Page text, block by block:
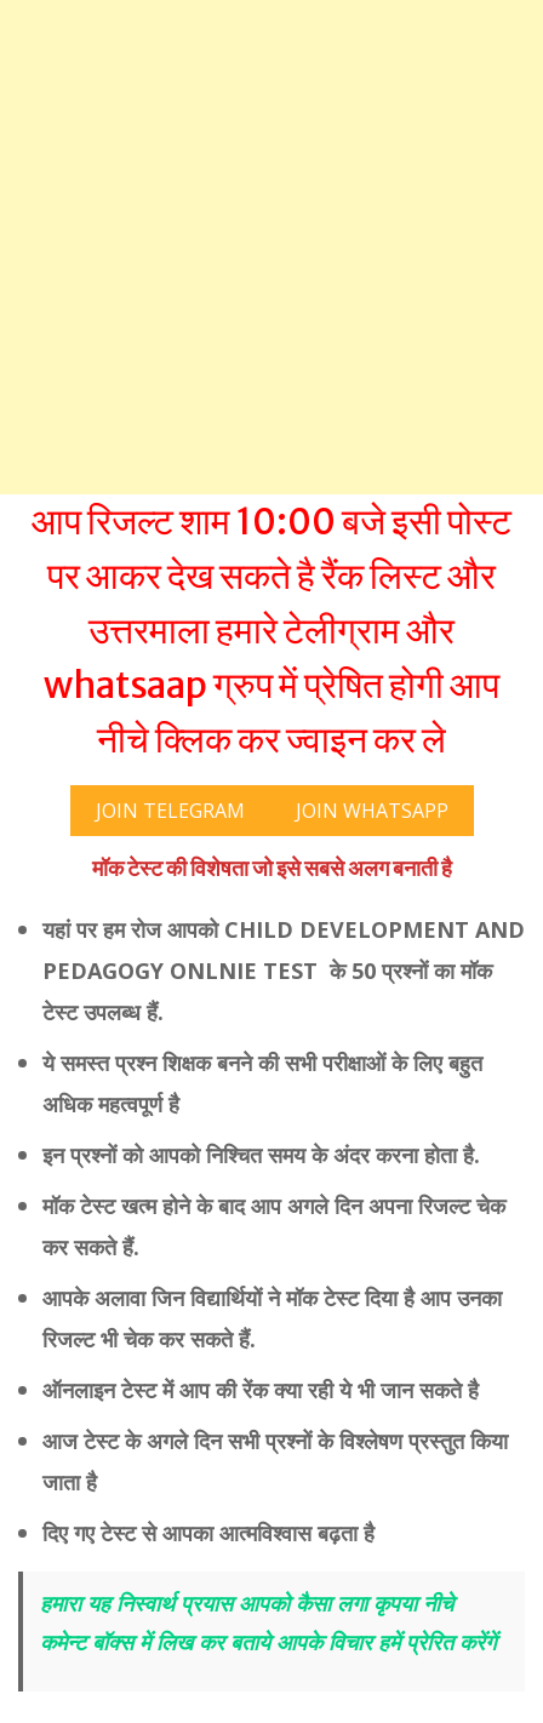
आप रिजल्ट शाम 10:00 बजे इसी पोस्ट
पर आकर देख सकते है रैंक लिस्ट और
उत्तरमाला हमारे टेलीग्राम और
whatsaap ग्रुप में प्रेषित होगी आप
नीचे क्लिक कर ज्वाइन कर ले
JOIN TELEGRAM JOIN WHATSAPP
मॉक टेस्ट की विशेषता जो इसे सबसे अलग बनाती है
यहां पर हम रोज आपको CHILD DEVELOPMENT AND
PEDAGOGY ONLNIE TEST के 50 प्रश्नों का मॉक
टेस्ट उपलब्ध हैं.
ये समस्त प्रश्न शिक्षक बनने की सभी परीक्षाओं के लिए बहुत
अधिक महत्वपूर्ण है
इन प्रश्नों को आपको निश्चित समय के अंदर करना होता है.
मॉक टेस्ट खत्म होने के बाद आप अगले दिन अपना रिजल्ट चेक
कर सकते हैं.
आपके अलावा जिन विद्यार्थियों ने मॉक टेस्ट दिया है आप उनका
रिजल्ट भी चेक कर सकते हैं.
ऑनलाइन टेस्ट में आप की रेंक क्या रही ये भी जान सकते है
आज टेस्ट के अगले दिन सभी प्रश्नों के विश्लेषण प्रस्तुत किया
जाता है
दिए गए टेस्ट से आपका आत्मविश्वास बढ़ता है
हमारा यह निस्वार्थ प्रयास आपको कैसा लगा कृपया नीचे
कमेन्ट बॉक्स में लिख कर बताये आपके विचार हमें प्रेरित करेंगें